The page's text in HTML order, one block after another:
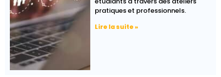
pratiques et professionnels.
Lire la suite »